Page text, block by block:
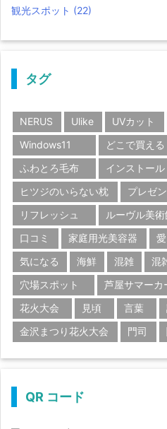
観光スポット (22)
タグ
NERUS Ulike UVカット
Windows11
どこで買える
ふわとろ毛布
インストール
ヒツジのいらない枕
プレゼ
リフレッシュ
ルーヴル美術
口コミ
家庭用光美容器
気になる
海鮮 混雑 混
穴場スポット
芦屋サマーカ
花火大会
見頃 言葉
金沢まつり花火大会
門司
QR コード